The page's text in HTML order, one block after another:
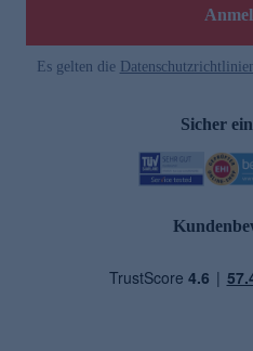
Es gelten die
Sicher